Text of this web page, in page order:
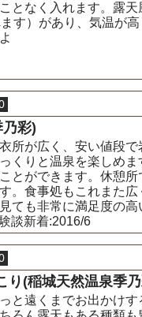
となく入れます。露
す）があり、気温が
彩)
所が広く、安い値段
くりと温泉を楽しめ
とができます。休憩
。食事処もこれまた
ても非常に満足度の高
談新着:2016/6
り(稲城天然温泉季
と遠くまでお出かけ